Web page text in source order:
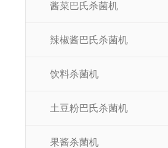
酱菜巴氏杀菌机
辣椒酱巴氏杀菌机
饮料杀菌机
土豆粉巴氏杀菌机
果酱杀菌机